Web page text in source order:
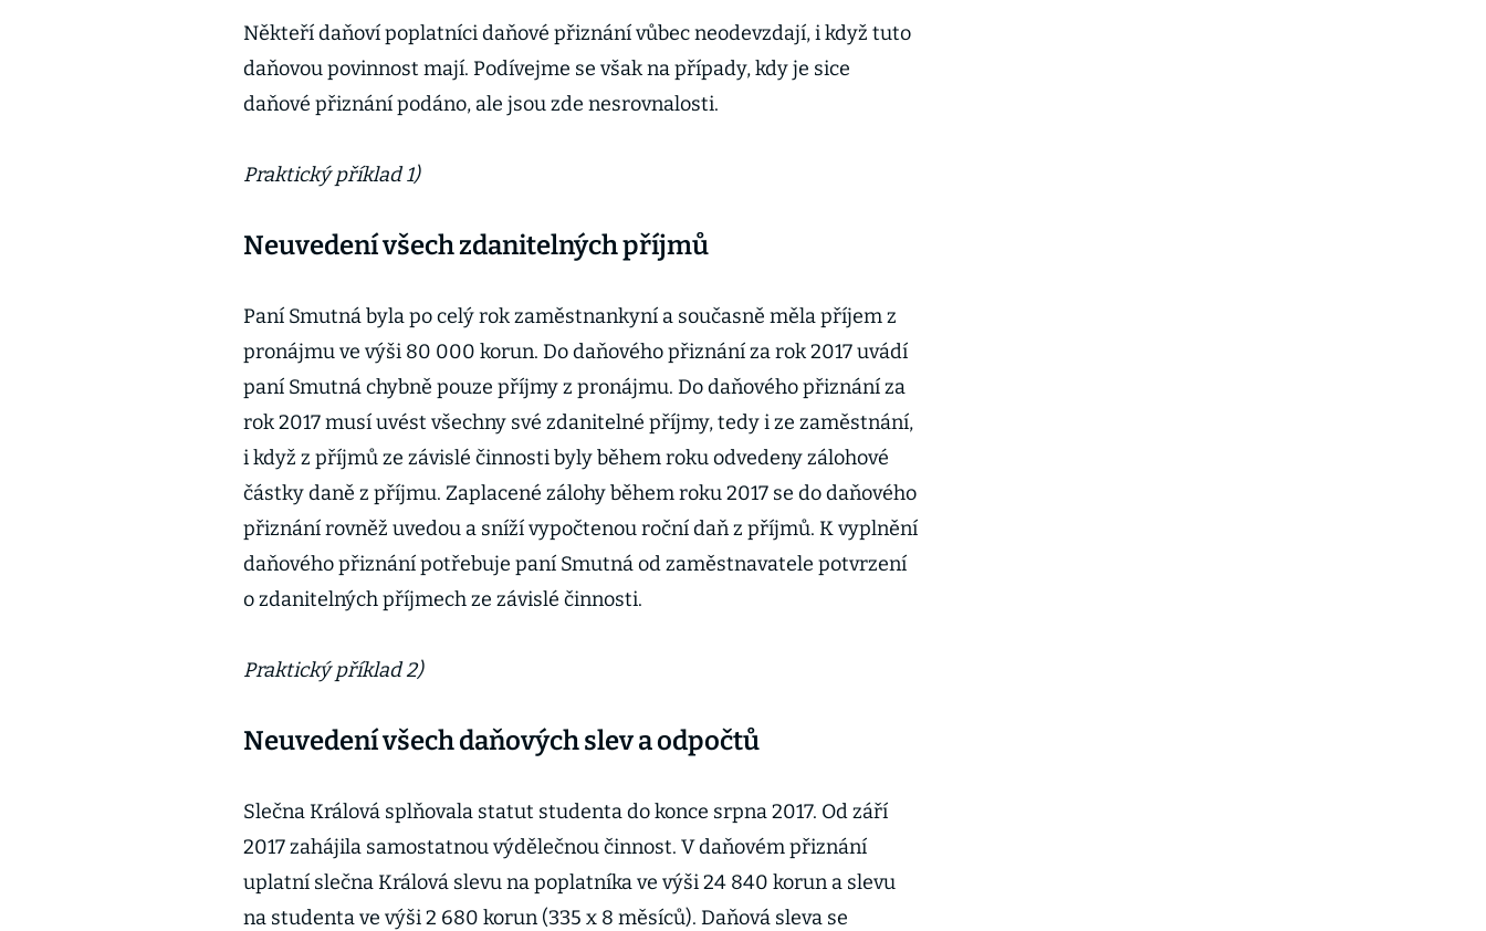
Někteří daňoví poplatníci daňové přiznání vůbec neodevzdají, i když tuto
daňovou povinnost mají. Podívejme se však na případy, kdy je sice
daňové přiznání podáno, ale jsou zde nesrovnalosti.
Praktický příklad 1)
Neuvedení všech zdanitelných příjmů
Paní Smutná byla po celý rok zaměstnankyní a současně měla příjem z
pronájmu ve výši 80 000 korun. Do daňového přiznání za rok 2017 uvádí
paní Smutná chybně pouze příjmy z pronájmu. Do daňového přiznání za
rok 2017 musí uvést všechny své zdanitelné příjmy, tedy i ze zaměstnání,
i když z příjmů ze závislé činnosti byly během roku odvedeny zálohové
částky daně z příjmu. Zaplacené zálohy během roku 2017 se do daňového
přiznání rovněž uvedou a sníží vypočtenou roční daň z příjmů. K vyplnění
daňového přiznání potřebuje paní Smutná od zaměstnavatele potvrzení
o zdanitelných příjmech ze závislé činnosti.
Praktický příklad 2)
Neuvedení všech daňových slev a odpočtů
Slečna Králová splňovala statut studenta do konce srpna 2017. Od září
2017 zahájila samostatnou výdělečnou činnost. V daňovém přiznání
uplatní slečna Králová slevu na poplatníka ve výši 24 840 korun a slevu
na studenta ve výši 2 680 korun (335 x 8 měsíců). Daňová sleva se